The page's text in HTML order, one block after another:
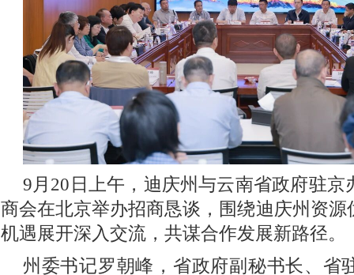
9月20日上午，迪庆州与云南省政府驻京
商会在北京举办招商恳谈，围绕迪庆州资
机遇展开深入交流，共谋合作发展新路径。
州委书记罗朝峰，省政府副秘书长、省